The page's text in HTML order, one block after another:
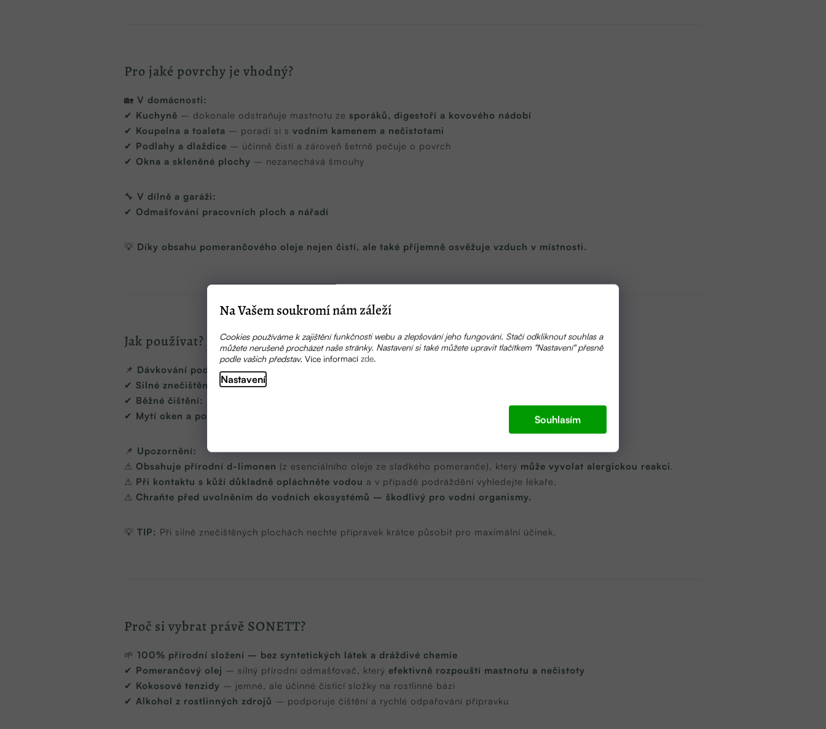
Na Vašem soukromí nám záleží
Cookies používáme k zajištění funkčnosti webu a zlepšování jeho fungování. Stačí odkliknout souhlas a
můžete nerušeně procházet naše stránky. Nastavení si také můžete upravit tlačítkem "Nastavení" přesně
podle vašich představ. Více informací zde.
Nastavení
Souhlasím
Pro jaké povrchy je vhodný?
🏡 V domácnosti:
✔ Kuchyně – dokonale odstraňuje mastnotu ze sporáků, digestoří a kovového nádobí
✔ Koupelna a toaleta – poradí si s vodním kamenem a nečistotami
✔ Podlahy a dlaždice – účinně čistí a zároveň šetrně pečuje o povrch
✔ Okna a skleněné plochy – nezanechává šmouhy
🔧 V dílně a garáži:
✔ Odmašťování pracovních ploch a nářadí
💡 Díky obsahu pomerančového oleje nejen čistí, ale také příjemně osvěžuje vzduch v místnosti.
Jak používat?
📌 Dávkování podle úrovně znečištění:
✔ Silné znečištění: Použijteneředěný čistič
✔ Běžné čištění:
✔ Mytí oken a podlah:
📌 Upozornění:
⚠ Obsahuje přírodní d-limonen (z esenciálního oleje ze sladkého pomeranče), který může vyvolat alergickou reakci.
⚠ Při kontaktu s kůží důkladně opláchněte vodou a v případě podráždění vyhledejte lékaře.
⚠ Chraňte před uvolněním do vodních ekosystémů – škodlivý pro vodní organismy.
💡 TIP: Při silně znečištěných plochách nechte přípravek krátce působit pro maximální účinek.
Proč si vybrat právě SONETT?
🌱 100% přírodní složení – bez syntetických látek a dráždivé chemie
✔ Pomerančový olej – silný přírodní odmašťovač, který efektivně rozpouští mastnotu a nečistoty
✔ Kokosové tenzidy – jemné, ale účinné čisticí složky na rostlinné bázi
✔ Alkohol z rostlinných zdrojů – podporuje čištění a rychlé odpařování přípravku